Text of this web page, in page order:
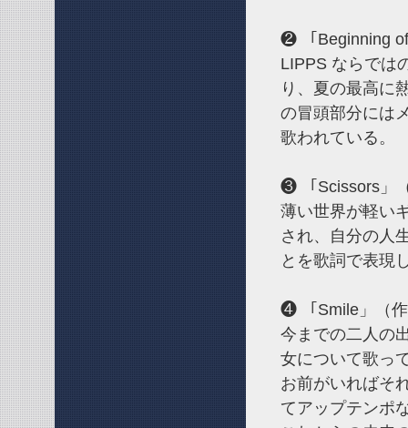
❷ 「
LIPPS ならでは
り、夏の最高に
の冒頭部分には
歌われている。
❸ 「Scissors
薄い世界が軽い
され、自分の人
とを歌詞で表現
❹ 「Smile」（
今までの二人の
女について歌っ
お前がいればそ
てアップテンポ